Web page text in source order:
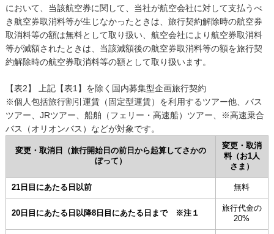
において、当該航空券に関して、当社が航空会社に対して支払うべ
き航空券取消料等が生じなかったときは、旅行契約解除時の航空券
取消料等の額は無料として取り扱い、航空会社により航空券取消料
等が減額されたときは、当該減額後の航空券取消料等の額を旅行契
約解除時の航空券取消料等の額として取り扱います。
【表2】 上記【表1】を除く国内募集型企画旅行契約
※個人包括旅行割引運賃（固定型運賃）を利用するツアー他、バス
ツアー、JRツアー、船舶（フェリー・高速船）ツアー、※高速乗合
バス（オリオンバス）などが対象です。
変更・取消日（旅行開始日の前日から起算してさかの
ぼって）
変更・取消
料（お1人
さま）
21日目にあたる日以前 無料
20日目にあたる日以降8日目にあたる日まで ※注１
旅行代金の
20%